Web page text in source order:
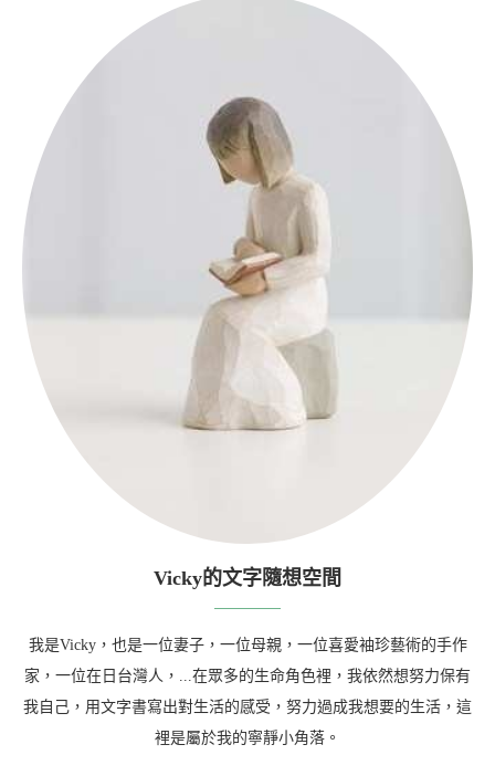
Vicky的文字隨想空間
我是Vicky，也是一位妻子，一位母親，一位喜愛袖珍藝術的手作
家，一位在日台灣人，...在眾多的生命角色裡，我依然想努力保有
我自己，用文字書寫出對生活的感受，努力過成我想要的生活，這
裡是屬於我的寧靜小角落。